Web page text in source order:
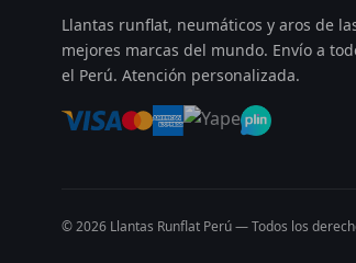
Llantas runflat, neumáticos y aros de
mejores marcas del mundo. Envío a
el Perú. Atención personalizada.
© 2026 Llantas Runflat Perú — Todos los